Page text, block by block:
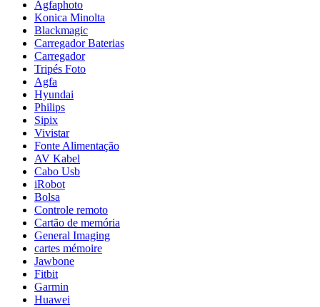
Agfaphoto
Konica Minolta
Blackmagic
Carregador Baterias
Carregador
Tripés Foto
Agfa
Hyundai
Philips
Sipix
Vivistar
Fonte Alimentação
AV Kabel
Cabo Usb
iRobot
Bolsa
Controle remoto
Cartão de memória
General Imaging
cartes mémoire
Jawbone
Fitbit
Garmin
Huawei